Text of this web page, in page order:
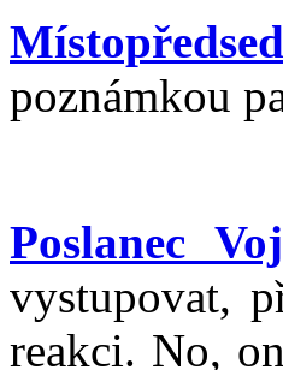
poznámkou
Poslanec
vystupovat,
reakci. No,